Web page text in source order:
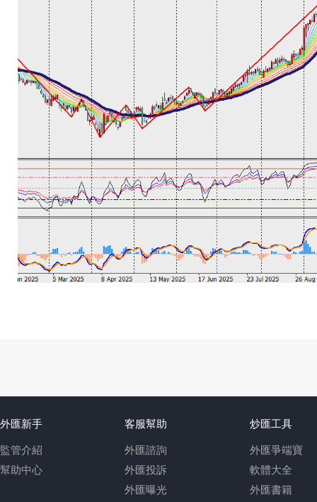
外匯新手
監管介紹
幫助中心
客服幫助
外匯諮詢
外匯投訴
外匯曝光
炒匯工具
外匯爭端寶
軟體大全
外匯書籍